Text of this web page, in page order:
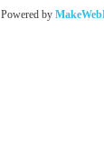
Powered by